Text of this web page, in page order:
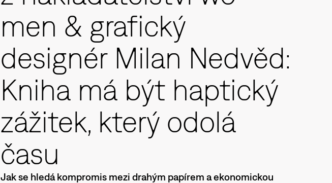
men & grafický
designér Milan Nedvěd:
Kniha má být haptický
zážitek, který odolá
času
Jak se hledá kompromis mezi drahým papírem a ekonomickou